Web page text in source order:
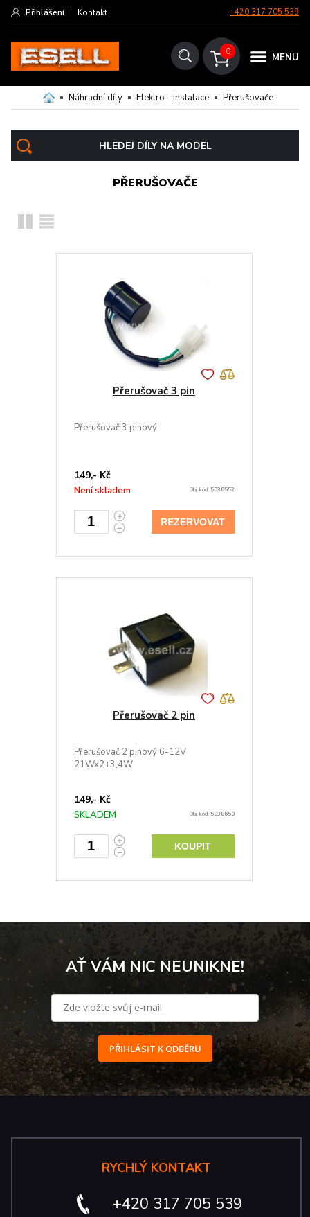
+420 317 705 539
Přihlášení | Kontakt
MENU
0
Náhradní díly Elektro - instalace Přerušovače
HLEDEJ DÍLY NA MODEL
PŘERUŠOVAČE
Přerušovač 3 pin
Přerušovač 3 pinový
149,- Kč
Není skladem Obj. kód: 5030552
REZERVOVAT
Přerušovač 2 pin
Přerušovač 2 pinový 6-12V
21Wx2+3,4W
149,- Kč
SKLADEM Obj. kód: 5030650
KOUPIT
AŤ VÁM NIC NEUNIKNE!
PŘIHLÁSIT K ODBĚRU
RYCHLÝ KONTAKT
+420 317 705 539